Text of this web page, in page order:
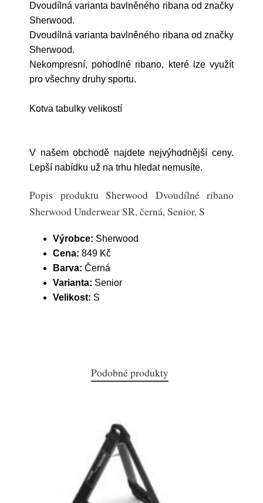
Dvoudílná varianta bavlněného ribana od značky
Sherwood.
Dvoudílná varianta bavlněného ribana od značky
Sherwood.
Nekompresní, pohodlné ribano, které lze využít
pro všechny druhy sportu.
Kotva tabulky velikostí
V našem obchodě najdete nejvýhodnější ceny.
Lepší nabídku už na trhu hledat nemusíte.
Popis produktu Sherwood Dvoudílné ribano
Sherwood Underwear SR, černá, Senior, S
Výrobce: Sherwood
Cena: 849 Kč
Barva: Černá
Varianta: Senior
Velikost: S
Podobné produkty